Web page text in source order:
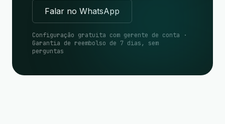
Falar no WhatsApp
Configuração gratuita com gerente de conta ·
Garantia de reembolso de 7 dias, sem
perguntas